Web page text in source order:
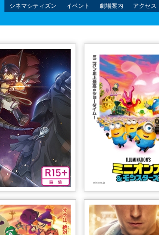
シネマシティズン イベント 劇場案内 アクセス